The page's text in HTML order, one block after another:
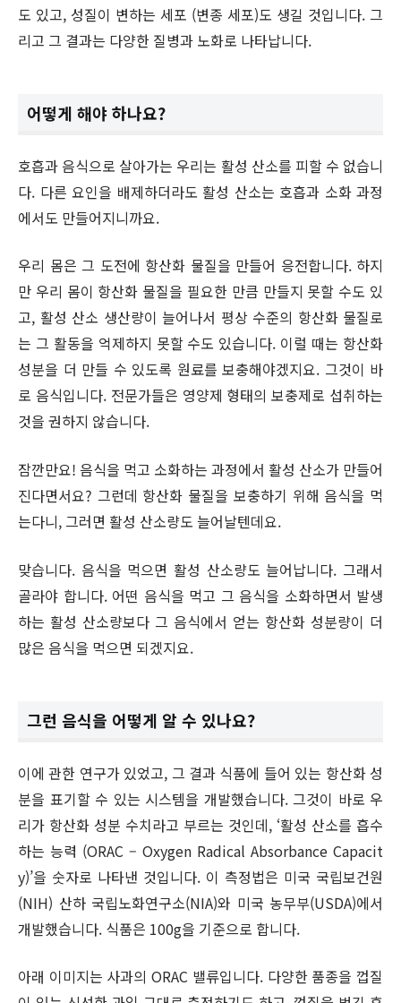
도 있고, 성질이 변하는 세포 (변종 세포)도 생길 것입니다. 그
리고 그 결과는 다양한 질병과 노화로 나타납니다.
어떻게 해야 하나요?
호흡과 음식으로 살아가는 우리는 활성 산소를 피할 수 없습니
다. 다른 요인을 배제하더라도 활성 산소는 호흡과 소화 과정
에서도 만들어지니까요.
우리 몸은 그 도전에 항산화 물질을 만들어 응전합니다. 하지
만 우리 몸이 항산화 물질을 필요한 만큼 만들지 못할 수도 있
고, 활성 산소 생산량이 늘어나서 평상 수준의 항산화 물질로
는 그 활동을 억제하지 못할 수도 있습니다. 이럴 때는 항산화
성분을 더 만들 수 있도록 원료를 보충해야겠지요. 그것이 바
로 음식입니다. 전문가들은 영양제 형태의 보충제로 섭취하는
것을 권하지 않습니다.
잠깐만요! 음식을 먹고 소화하는 과정에서 활성 산소가 만들어
진다면서요? 그런데 항산화 물질을 보충하기 위해 음식을 먹
는다니, 그러면 활성 산소량도 늘어날텐데요.
맞습니다. 음식을 먹으면 활성 산소량도 늘어납니다. 그래서
골라야 합니다. 어떤 음식을 먹고 그 음식을 소화하면서 발생
하는 활성 산소량보다 그 음식에서 얻는 항산화 성분량이 더
많은 음식을 먹으면 되겠지요.
그런 음식을 어떻게 알 수 있나요?
이에 관한 연구가 있었고, 그 결과 식품에 들어 있는 항산화 성
분을 표기할 수 있는 시스템을 개발했습니다. 그것이 바로 우
리가 항산화 성분 수치라고 부르는 것인데, ‘활성 산소를 흡수
하는 능력 (ORAC – Oxygen Radical Absorbance Capacit
y)’을 숫자로 나타낸 것입니다. 이 측정법은 미국 국립보건원
(NIH) 산하 국립노화연구소(NIA)와 미국 농무부(USDA)에서
개발했습니다. 식품은 100g을 기준으로 합니다.
아래 이미지는 사과의 ORAC 밸류입니다. 다양한 품종을 껍질